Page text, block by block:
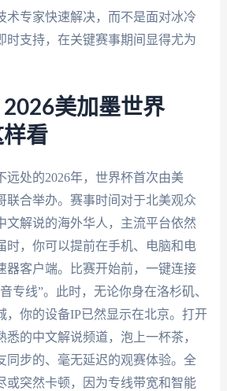
术专家快速解决，而不是面对冰冷
时支持，在关键赛事期间显得尤为
美加墨世界
看
远处的2026年，世界杯首次由美
联合举办。赛事时间对于北美观众
文解说的海外华人，主流平台依然
时，你可以提前在手机、电脑和电
器客户端。比赛开始前，一键连接
专线”。此时，无论你身在洛杉矶、
，你的设备IP已然显示在北京。打开
悉的中文解说频道，泡上一杯茶，
同步的、毫无延迟的观赛体验。全
或突然卡顿，因为专线带宽和智能